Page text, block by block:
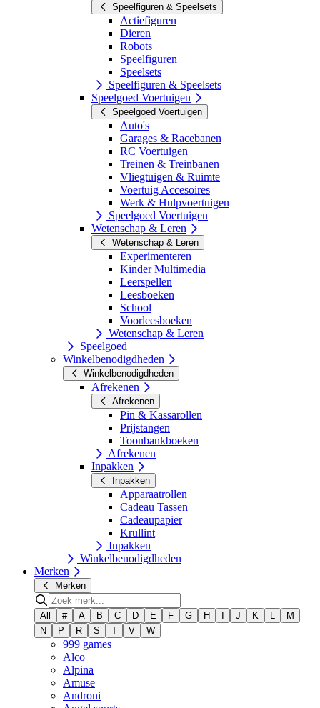
Speelfiguren & Speelsets
Actiefiguren
Dieren
Robots
Speelfiguren
Speelsets
Speelfiguren & Speelsets
Speelgoed Voertuigen
Speelgoed Voertuigen
Auto's
Garages & Racebanen
RC Voertuigen
Treinen & Treinbanen
Vliegtuigen & Ruimte
Voertuig Accesoires
Werk & Hulpvoertuigen
Speelgoed Voertuigen
Wetenschap & Leren
Wetenschap & Leren
Experimenteren
Kinder Multimedia
Leerspellen
Leesboeken
School
Voorleesboeken
Wetenschap & Leren
Speelgoed
Winkelbenodigdheden
Winkelbenodigdheden
Afrekenen
Afrekenen
Pin & Kassarollen
Prijstangen
Toonbankboeken
Afrekenen
Inpakken
Inpakken
Apparaatrollen
Cadeau Tassen
Cadeaupapier
Krullint
Inpakken
Winkelbenodigdheden
Merken
Merken
All # A B C D E F G H J K L
M
N
P R S T V W
999 games
Alco
Alpina
Amuse
Androni